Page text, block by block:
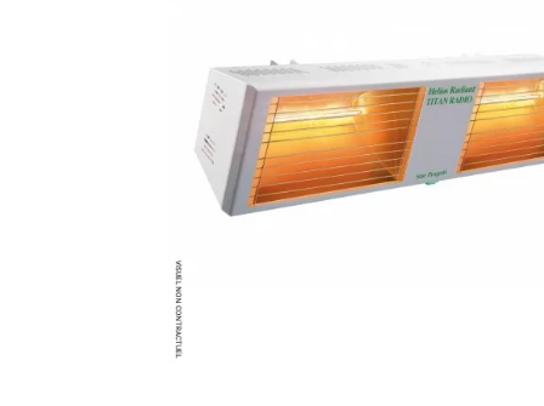
Ventilateur de table
Extracteur d'air mural
Extracteur d'air mural hélicoïde
Extracteur d'air mural centrifuge
Extracteur d'air mural ATEX
Extracteur d'air mural résidentiel
plafond
Déstratificateur industriel à pales
Déstratificateur industriel caréné
Déstratificateur de plafond design